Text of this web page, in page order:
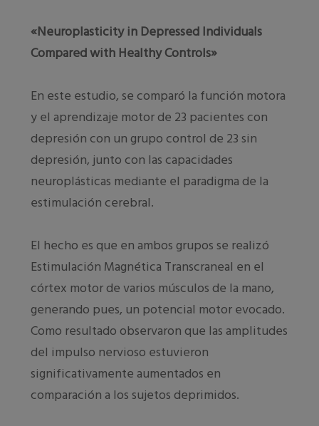
«Neuroplasticity in Depressed Individuals
Compared with Healthy Controls»
En este estudio, se comparó la función motora
y el aprendizaje motor de 23 pacientes con
depresión con un grupo control de 23 sin
depresión, junto con las capacidades
neuroplásticas mediante el paradigma de la
estimulación cerebral.
El hecho es que en ambos grupos se realizó
Estimulación Magnética Transcraneal en el
córtex motor de varios músculos de la mano,
generando pues, un potencial motor evocado.
Como resultado observaron que las amplitudes
del impulso nervioso estuvieron
significativamente aumentados en
comparación a los sujetos deprimidos.